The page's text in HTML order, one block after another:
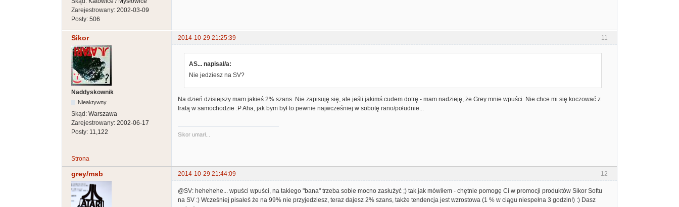
Zarejestrowany: 2002-03-09
Posty: 506
11
Sikor 2014-10-29 21:25:39
Naddyskownik
Nieaktywny
Skąd: Warszawa
Zarejestrowany: 2002-06-17
Posty: 11,122
AS... napisał/a:
Nie jedziesz na SV?
Na dzień dzisiejszy mam jakieś 2% szans. Nie zapisuję się, ale jeśli jakimś cudem dotrę - mam nadzieję, że Grey mnie wpuści. Nie chce mi się koczować z
Iratą w samochodzie :P Aha, jak bym był to pewnie najwcześniej w sobotę rano/południe...
Sikor umarł...
Strona
12
grey/msb 2014-10-29 21:44:09
@SV: hehehehe... wpuści wpuści, na takiego "bana" trzeba sobie mocno zasłużyć ;) tak jak mówiłem - chętnie pomogę Ci w promocji produktów Sikor Softu
na SV :) Wcześniej pisałeś że na 99% nie przyjedziesz, teraz dajesz 2% szans, także tendencja jest wzrostowa (1 % w ciągu niespełna 3 godzin!) :) Dasz